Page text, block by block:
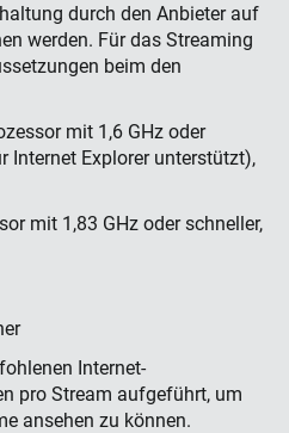
durch den Anbieter auf
werden. Für das Streaming
beim den
mit 1,6 GHz oder
Internet Explorer unterstützt),
mit 1,83 GHz oder schneller,
Internet-
pro Stream aufgeführt, um
ansehen zu können.